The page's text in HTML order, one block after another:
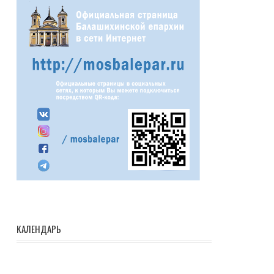
КАЛЕНДАРЬ